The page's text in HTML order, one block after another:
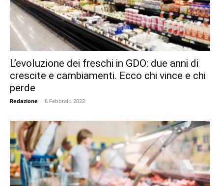
L’evoluzione dei freschi in GDO: due anni di
crescite e cambiamenti. Ecco chi vince e chi
perde
Redazione - 6 Febbraio 2022